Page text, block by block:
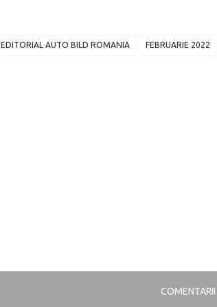
EDITORIAL AUTO BILD ROMANIA FEBRUARIE 2022
COMENTARII